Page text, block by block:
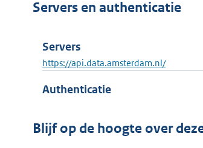
Servers en authenticatie
Servers
https://api.data.amsterdam.nl/
Authenticatie
Blijf op de hoogte over